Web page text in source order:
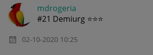
mdrogeria
#21 Demiurg ⭐⭐⭐
‎02-10-2020 10:25